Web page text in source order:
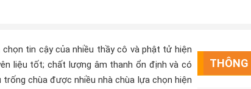
tin cậy của nhiều thầy cô và phật tử hiện
liệu tốt; chất lượng âm thanh ổn định và có
chùa được nhiều nhà chùa lựa chọn hiện
THÔNG